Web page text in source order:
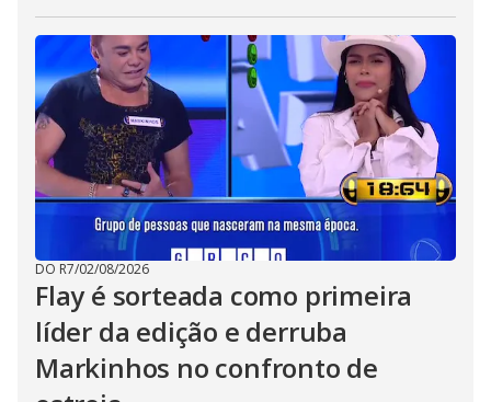
DO R7/02/08/2026
Flay é sorteada como primeira
líder da edição e derruba
Markinhos no confronto de